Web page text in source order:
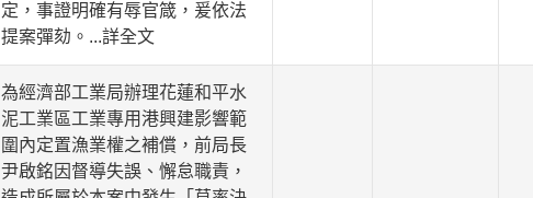
定，事證明確有辱官箴，爰依法
提案彈劾。 ...詳全文
為經濟部工業局辦理花蓮和平水
泥工業區工業專用港興建影響範
圍內定置漁業權之補償，前局長
尹啟銘因督導失誤、懈怠職責，